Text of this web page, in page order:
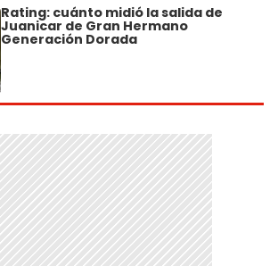
Rating: cuánto midió la salida de
Juanicar de Gran Hermano
Generación Dorada